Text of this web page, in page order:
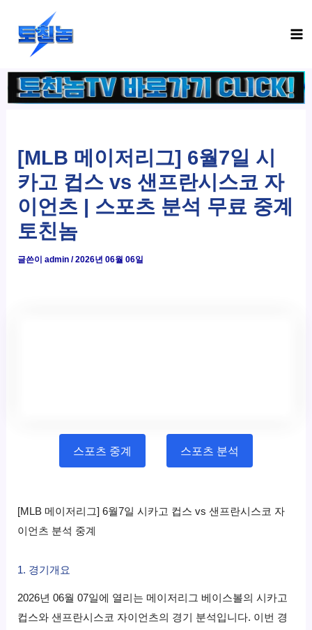
건
너
[MLB 메이저리그] 6월7일 시
카고 컵스 vs 샌프란시스코 자
이언츠 | 스포츠 분석 무료 중계
토친놈
글쓴이admin/2026년 06월 06일
스포츠 중계 스포츠 분석
[MLB 메이저리그] 6월7일 시카고 컵스 vs 샌프란시스코 자
이언츠 분석 중계
1. 경기개요
2026년 06월 07일에 열리는 메이저리그 베이스볼의 시카고
컵스와 샌프란시스코 자이언츠의 경기 분석입니다. 이번 경